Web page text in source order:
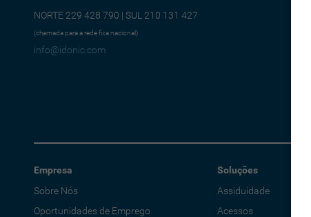
NORTE 229 428 790 | SUL 210 131 427
(chamada para a rede fixa nacional)
info@idonic.com
Empresa
Sobre Nós
Oportunidades de Emprego
Soluções
Assiduidade
Acessos